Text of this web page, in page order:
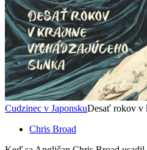
Cudzinec v JaponskuDesať rokov v
Chris Broad